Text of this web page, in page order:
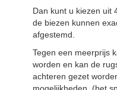
Dan kunt u kiezen uit
de biezen kunnen
afgestemd.
Tegen een meerprijs
worden en kan de
achteren gezet